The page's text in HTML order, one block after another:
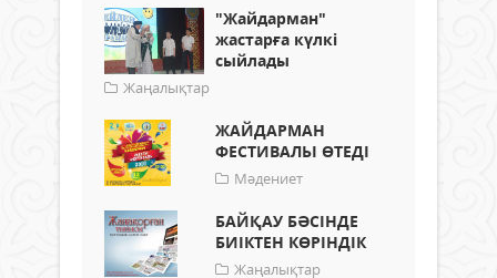
"Жайдарман"
жастарға күлкі
сыйлады
Жаңалықтар
ЖАЙДАРМАН
ФЕСТИВАЛЬІ ӨТЕДІ
Мәдениет
БАЙҚАУ БӘСІНДЕ
БИІКТЕН КӨРІНДІК
Жаңалықтар